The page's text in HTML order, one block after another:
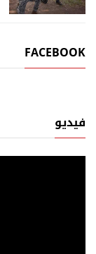
FACEBOOK
فيديو